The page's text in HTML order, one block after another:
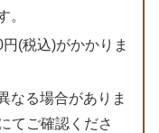
。
(税込)がかかりま
なる場合がありま
てご確認くださ